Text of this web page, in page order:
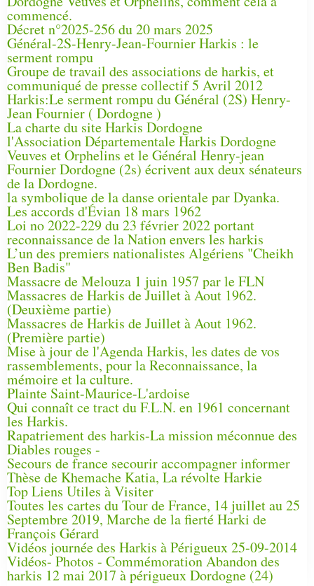
commencé.
Décret n°2025-256 du 20 mars 2025
Général-2S-Henry-Jean-Fournier Harkis : le
serment rompu
Groupe de travail des associations de harkis, et
communiqué de presse collectif 5 Avril 2012
Harkis:Le serment rompu du Général (2S) Henry-
Jean Fournier ( Dordogne )
La charte du site Harkis Dordogne
l'Association Départementale Harkis Dordogne
Veuves et Orphelins et le Général Henry-jean
Fournier Dordogne (2s) écrivent aux deux sénateurs
de la Dordogne.
la symbolique de la danse orientale par Dyanka.
Les accords d'Évian 18 mars 1962
Loi no 2022-229 du 23 février 2022 portant
reconnaissance de la Nation envers les harkis
L’un des premiers nationalistes Algériens "Cheikh
Ben Badis"
Massacre de Melouza 1 juin 1957 par le FLN
Massacres de Harkis de Juillet à Aout 1962.
(Deuxième partie)
Massacres de Harkis de Juillet à Aout 1962.
(Première partie)
Mise à jour de l'Agenda Harkis, les dates de vos
rassemblements, pour la Reconnaissance, la
mémoire et la culture.
Plainte Saint-Maurice-L'ardoise
Qui connaît ce tract du F.L.N. en 1961 concernant
les Harkis.
Rapatriement des harkis-La mission méconnue des
Diables rouges -
Secours de france secourir accompagner informer
Thèse de Khemache Katia, La révolte Harkie
Top Liens Utiles à Visiter
Toutes les cartes du Tour de France, 14 juillet au 25
Septembre 2019, Marche de la fierté Harki de
François Gérard
Vidéos journée des Harkis à Périgueux 25-09-2014
Vidéos- Photos - Commémoration Abandon des
harkis 12 mai 2017 à périgueux Dordogne (24)